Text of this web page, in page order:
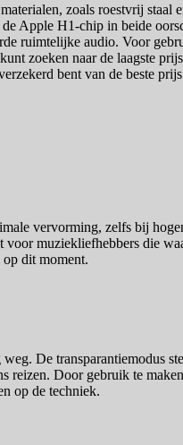
zoals roestvrij staal
Apple H1-chip in beide
ruimtelijke audio. Voor
zoeken naar de laagste
bent van de beste
vervorming, zelfs bij
muziekliefhebbers die
dit moment.
De transparantiemodus
reizen. Door gebruik te
op de techniek.